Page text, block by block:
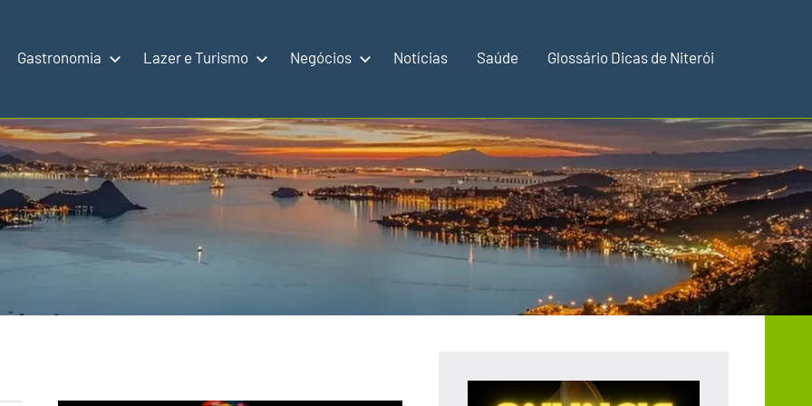
Gastronomia Lazer e Turismo Negócios Notícias Saúde Glossário Dicas de Niterói